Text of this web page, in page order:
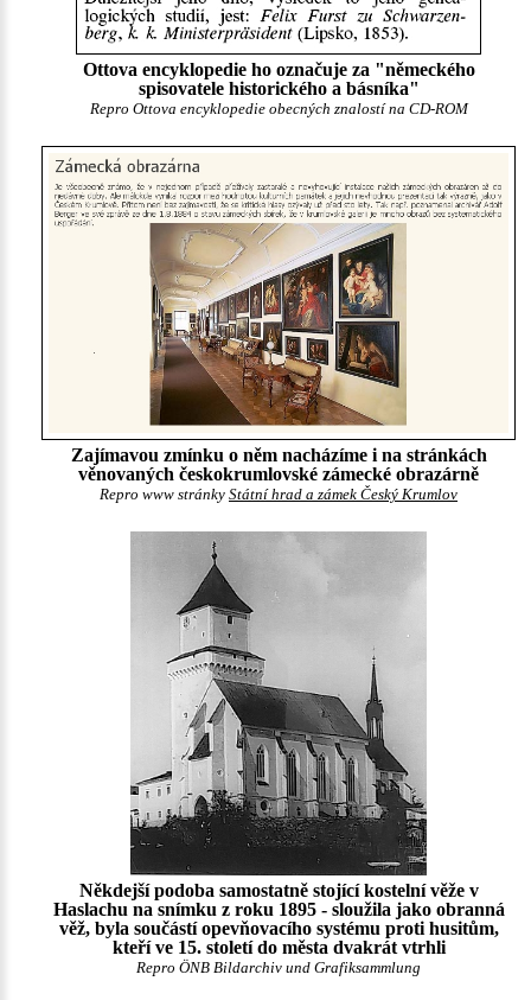
Ottova encyklopedie ho označuje za "německého
spisovatele historického a básníka"
Repro Ottova encyklopedie obecných znalostí na CD-ROM
Zajímavou zmínku o něm nacházíme i na stránkách
věnovaných českokrumlovské zámecké obrazárně
Repro www stránky Státní hrad a zámek Český Krumlov
Někdejší podoba samostatně stojící kostelní věže v
Haslachu na snímku z roku 1895 - sloužila jako obranná
věž, byla součástí opevňovacího systému proti husitům,
kteří ve 15. století do města dvakrát vtrhli
Repro ÖNB Bildarchiv und Grafiksammlung